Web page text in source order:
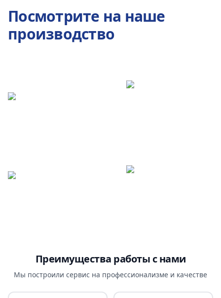
Посмотрите на наше
производство
Преимущества работы с нами
Мы построили сервис на профессионализме и качестве